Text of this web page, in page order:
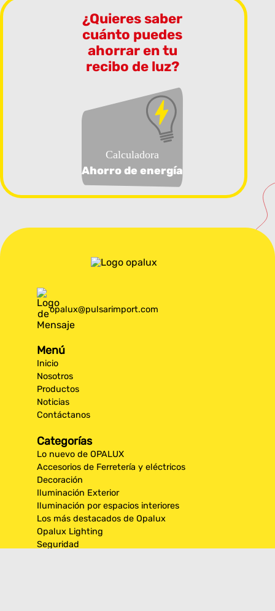
¿Quieres saber
cuánto puedes
ahorrar en tu
recibo de luz?
Calculadora
Ahorro de energía
opalux@pulsarimport.com
Menú
Inicio
Nosotros
Productos
Noticias
Contáctanos
Categorías
Lo nuevo de OPALUX
Accesorios de Ferretería y eléctricos
Decoración
Iluminación Exterior
Iluminación por espacios interiores
Los más destacados de Opalux
Opalux Lighting
Seguridad